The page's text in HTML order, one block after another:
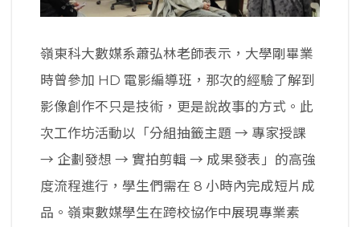
嶺東科大數媒系蕭弘林老師表示，大學剛畢業
時曾參加 HD 電影編導班，那次的經驗了解到
影像創作不只是技術，更是說故事的方式。此
次工作坊活動以「分組抽籤主題 → 專家授課
→ 企劃發想 → 實拍剪輯 → 成果發表」的高強
度流程進行，學生們需在 8 小時內完成短片成
品。嶺東數媒學生在跨校協作中展現專業素